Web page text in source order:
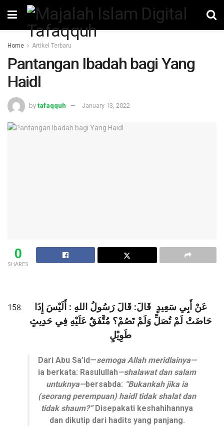
Home Artikel Terbaru
Pantangan Ibadah bagi Yang
Haidl
by tafaqquh January 13, 2022
0
SHARES
عَنْ أَبِي سَعِيدٍ قَالَ: قَالَ رَسُولُ اللهِ : أَلَيْسَ إِذَا
حَاضَتْ لَمْ تُصَلِّ وَلَمْ تَصُمْ؟ مُتَّفَقٌ عَلَيْهِ فِي حَدِيثٍ
طَوِيْلٍ
Dari Abu Sa’id—semoga Allah meridlainya—
ia berkata: Rasulullah—shalawat dan salam
untuknya—bersabda: “Bukankah jika ia
(seorang perempuan) haidl tidak shalat dan
tidak shaum?” Disepakati keshahihannya
dan dikutip dari hadits yang panjang.